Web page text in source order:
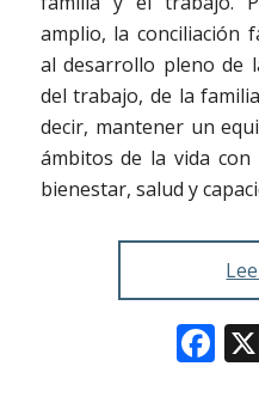
amplio, la conciliación
al desarrollo pleno de
del trabajo, de la
decir, mantener un
ámbitos de la vida
bienestar, salud y